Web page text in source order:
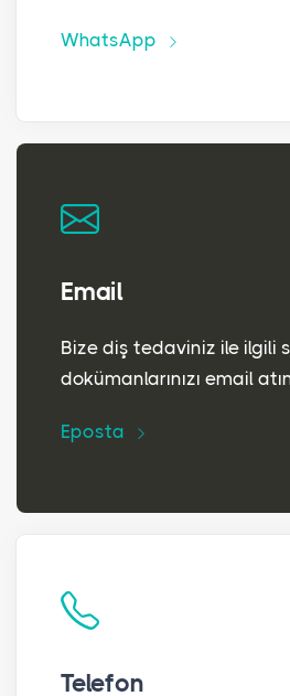
WhatsApp
Email
Bize diş tedaviniz ile ilgili
dokümanlarınızı email
Eposta
Telefon